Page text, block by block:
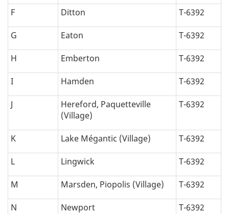
F Ditton T-6392
G Eaton T-6392
H Emberton T-6392
I Hamden T-6392
J
Hereford, Paquetteville
(Village)
T-6392
K Lake Mégantic (Village) T-6392
L Lingwick T-6392
M Marsden, Piopolis (Village) T-6392
N Newport T-6392